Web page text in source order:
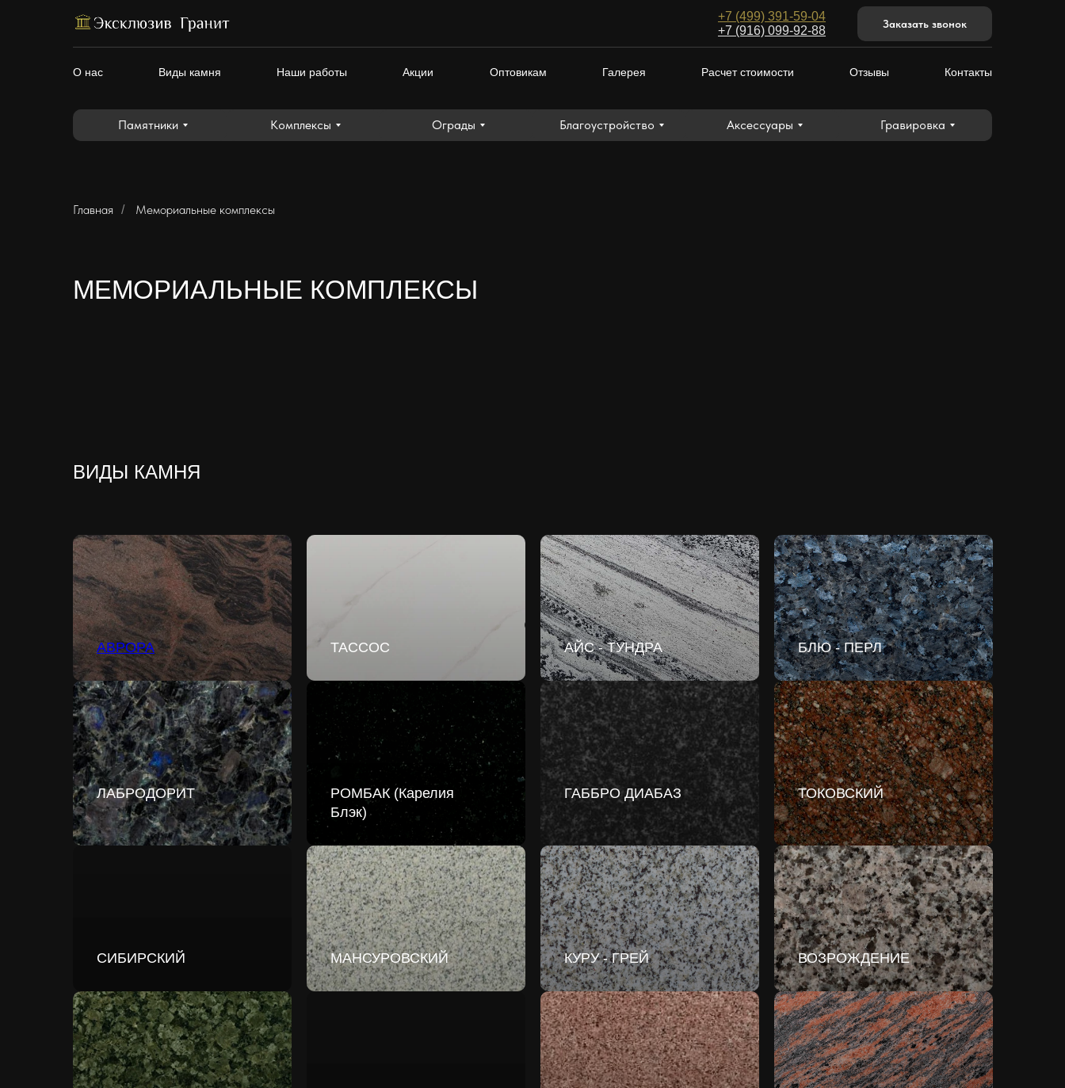
+7 (499) 391-59-04
+7 (916) 099-92-88
Заказать звонок
О нас Виды камня Наши работы Акции Оптовикам Галерея Расчет стоимости Отзывы Контакты
Гравировка
Аксессуары
Ограды Благоустройство
Комплексы
Памятники
Гравировка
Аксессуары
Памятники
Главная / Мемориальные комплексы
МЕМОРИАЛЬНЫЕ КОМПЛЕКСЫ
ВИДЫ КАМНЯ
АВРОРА ТАССОС АЙС - ТУНДРА БЛЮ - ПЕРЛ
ЛАБРОДОРИТ
РОМБАК (Карелия
Блэк)
ГАББРО ДИАБАЗ ТОКОВСКИЙ
СИБИРСКИЙ МАНСУРОВСКИЙ КУРУ - ГРЕЙ ВОЗРОЖДЕНИЕ